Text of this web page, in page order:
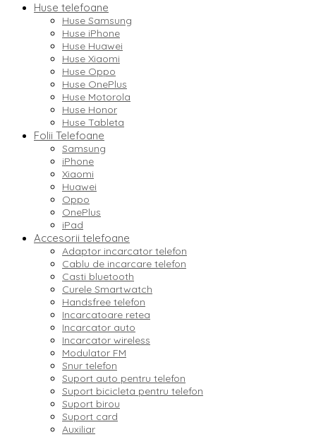
Huse telefoane
Huse Samsung
Huse iPhone
Huse Huawei
Huse Xiaomi
Huse Oppo
Huse OnePlus
Huse Motorola
Huse Honor
Huse Tableta
Folii Telefoane
Samsung
iPhone
Xiaomi
Huawei
Oppo
OnePlus
iPad
Accesorii telefoane
Adaptor incarcator telefon
Cablu de incarcare telefon
Casti bluetooth
Curele Smartwatch
Handsfree telefon
Incarcatoare retea
Incarcator auto
Incarcator wireless
Modulator FM
Snur telefon
Suport auto pentru telefon
Suport bicicleta pentru telefon
Suport birou
Suport card
Auxiliar